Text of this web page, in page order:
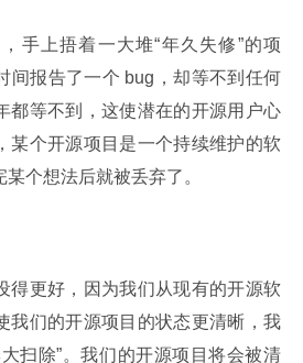
手上捂着一大堆“年久失修”的项
间报告了一个 bug，却等不到任何
都等不到，这使潜在的开源用户心
某个开源项目是一个持续维护的软
个想法后就被丢弃了。
得更好，因为我们从现有的开源软
我们的开源项目的状态更清晰，我
扫除”。我们的开源项目将会被清